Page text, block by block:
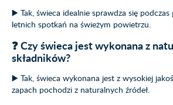
▶️ Tak, świeca idealnie sprawdza się
letnich spotkań na świeżym powietrzu.
❓ Czy świeca jest wykonana z
składników?
▶️ Tak, świeca wykonana jest z wysokiej
zapach pochodzi z naturalnych źródeł.